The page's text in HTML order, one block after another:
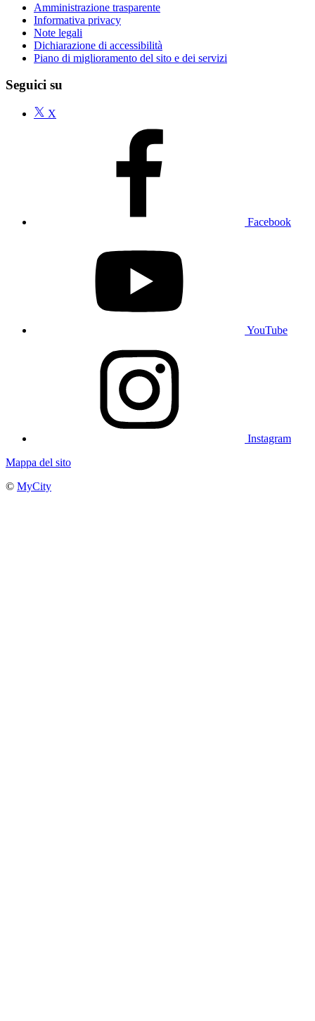
Amministrazione trasparente
Informativa privacy
Note legali
Dichiarazione di accessibilità
Piano di miglioramento del sito e dei servizi
Seguici su
X
Facebook
YouTube
Instagram
Mappa del sito
© MyCity